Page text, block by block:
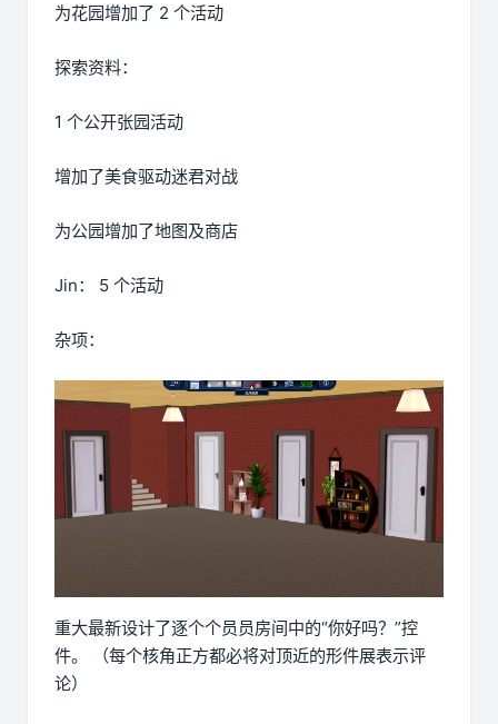
为花园增加了 2 个活动
探索资料：
1 个公开张园活动
增加了美食驱动迷君对战
为公园增加了地图及商店
Jin： 5 个活动
杂项：
重大最新设计了逐个个员员房间中的“你好吗？”控
件。 （每个核角正方都必将对顶近的形件展表示评
论）